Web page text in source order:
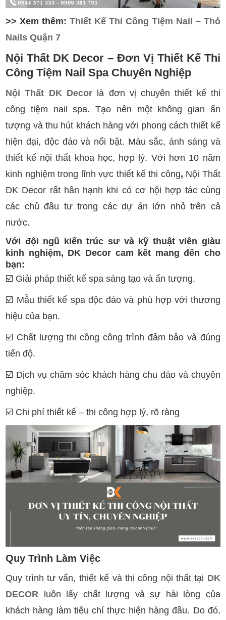
>> Xem thêm:Thiết Kế Thi Công Tiệm Nail – Thỏ
Nails Quận 7
Nội Thất DK Decor – Đơn Vị Thiết Kế Thi
CôngTiệm Nail Spa Chuyên Nghiệp
Nội Thất DK Decorlà đơn vị chuyên thiết kế thi
công tiệm nail spa. Tạo nên một không gian ấn
tượng và thu hút khách hàng với phong cách thiết kế
hiện đại, độc đáo và nổi bật. Màu sắc, ánh sáng và
thiết kế nội thất khoa học, hợp lý. Với hơn 10 năm
kinh nghiệm trong lĩnh vực thiết kế thi công, Nội Thất
DK Decor rất hân hạnh khi có cơ hội hợp tác cùng
các chủ đầu tư trong các dự án lớn nhỏ trên cả
nước.
Với đội ngũ kiến trúc sư và kỹ thuật viên giàu
kinh nghiệm, DK Decor cam kết mang đến cho
bạn:
☑️ Giải pháp thiết kế spa sáng tạo và ấn tượng.
☑️ Mẫu thiết kế spa độc đáo và phù hợp với thương
hiệu của bạn.
☑️ Chất lượng thi công công trình đảm bảo và đúng
tiến độ.
☑️ Dịch vụ chăm sóc khách hàng chu đáo và chuyên
nghiệp.
☑️ Chi phí thiết kế – thi công hợp lý, rõ ràng
Quy Trình Làm Việc
Quy trình tư vấn, thiết kế và thi công nội thất tại DK
DECOR luôn lấy chất lượng và sự hài lòng của
khách hàng làm tiêu chí thực hiện hàng đầu. Do đó,